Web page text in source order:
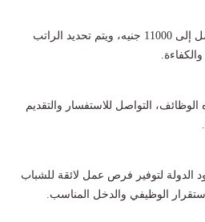
تبدأ الرواتب من 9000 جنيه وتصل إلى 11000 جنيه، ويتم تحديد الراتب
الوظائف، التواصل للاستفسار والتقديم
الدولة لتوفير فرص عمل لائقة للشباب
الوظيفي والدخل المناسب.